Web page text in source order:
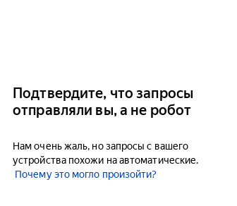
Подтвердите, что запросы
отправляли вы, а не робот
Нам очень жаль, но запросы с вашего
устройства похожи на автоматические.
Почему это могло произойти?